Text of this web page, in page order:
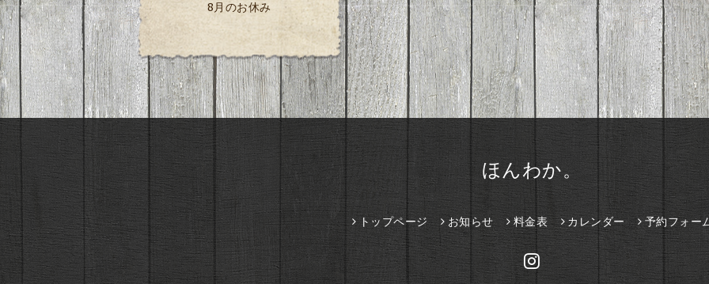
8月のお休み
ほんわか。
トップページ お知らせ 料金表 カレンダー 予約フォー